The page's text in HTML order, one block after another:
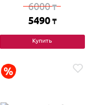
6000₸
5490 ₸
Купить